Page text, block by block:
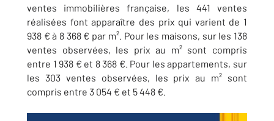
ventes immobilières française, les 441 ventes
réalisées font apparaître des prix qui varient de 1
938 € à 8 368 € par m². Pour les maisons, sur les 138
ventes observées, les prix au m² sont compris
entre 1 938 € et 8 368 €. Pour les appartements, sur
les 303 ventes observées, les prix au m² sont
compris entre 3 054 € et 5 448 €.